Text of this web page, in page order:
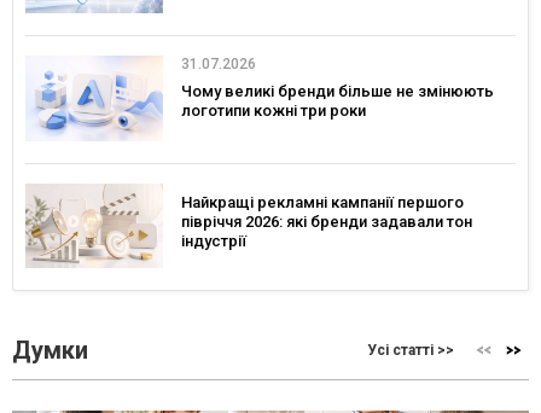
31.07.2026
Чому великі бренди більше не змінюють
логотипи кожні три роки
Найкращі рекламні кампанії першого
півріччя 2026: які бренди задавали тон
індустрії
Думки Усі статті >>